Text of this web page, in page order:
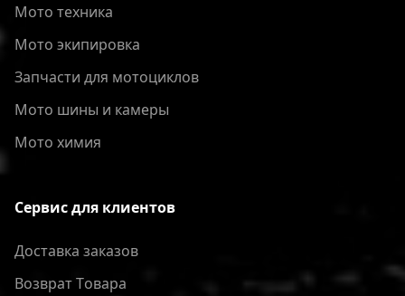
Мото техника
Мото экипировка
Запчасти для мотоциклов
Мото шины и камеры
Мото химия
Сервис для клиентов
Доставка заказов
Bозврат Tовара